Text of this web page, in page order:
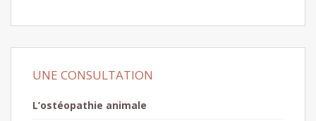
UNE CONSULTATION
L’ostéopathie animale